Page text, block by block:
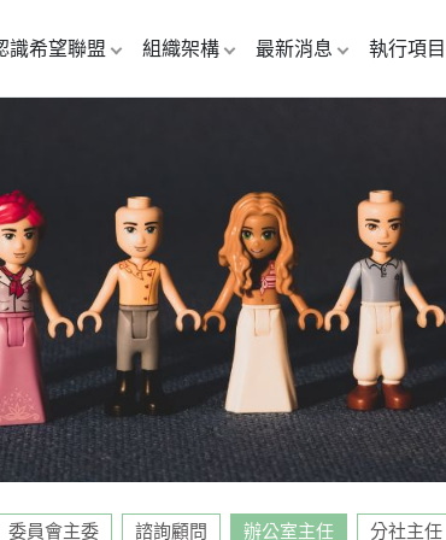
識希望聯盟 組織架構 最新消息 執行項目
委員會主委 諮詢顧問 辦公室主任 分社主任